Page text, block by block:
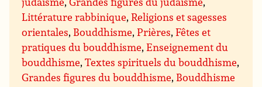
Littérature rabbinique,Religions et sagesses
orientales, Bouddhisme,Prières,Fêtes et
pratiques du bouddhisme,Enseignement du
bouddhisme,Textes spirituels du bouddhisme,
Grandes figures du bouddhisme, Bouddhisme